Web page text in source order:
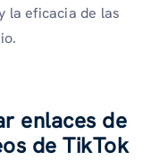
la eficacia de las
enlaces de
de TikTok